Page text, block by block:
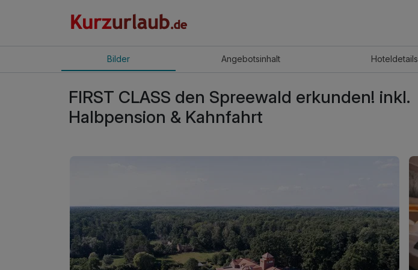
Bilder Angebotsinhalt Hoteldetails
FIRST CLASS den Spreewald erkunden! inkl.
Halbpension & Kahnfahrt